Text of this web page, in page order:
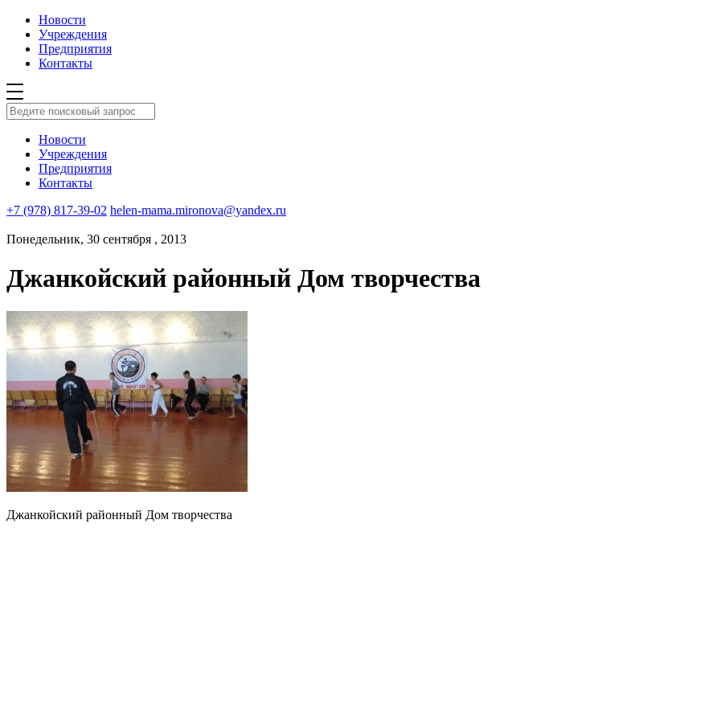
Новости
Учреждения
Предприятия
Контакты
Новости
Учреждения
Предприятия
Контакты
+7 (978) 817-39-02 helen-mama.mironova@yandex.ru
Понедельник, 30 сентября , 2013
Джанкойский районный Дом творчества
Джанкойский районный Дом творчества